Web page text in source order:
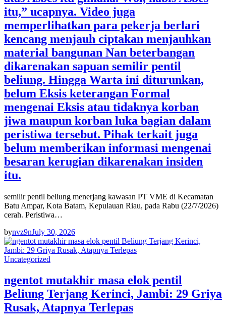
itu,” ucapnya. Video juga
memperlihatkan para pekerja berlari
kencang menjauh ciptakan menjauhkan
material bangunan Nan beterbangan
dikarenakan sapuan semilir pentil
beliung. Hingga Warta ini diturunkan,
belum Eksis keterangan Formal
mengenai Eksis atau tidaknya korban
jiwa maupun korban luka bagian dalam
peristiwa tersebut. Pihak terkait juga
belum memberikan informasi mengenai
besaran kerugian dikarenakan insiden
itu.
semilir pentil beliung menerjang kawasan PT VME di Kecamatan
Batu Ampar, Kota Batam, Kepulauan Riau, pada Rabu (22/7/2026)
cerah. Peristiwa…
bynvz9nJuly 30, 2026
Uncategorized
ngentot mutakhir masa elok pentil
Beliung Terjang Kerinci, Jambi: 29 Griya
Rusak, Atapnya Terlepas